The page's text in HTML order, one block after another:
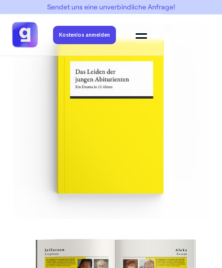
Sendet uns eine unverbindliche Anfrage!
Kostenlos anmelden
-> Reclam -> Reclam 2